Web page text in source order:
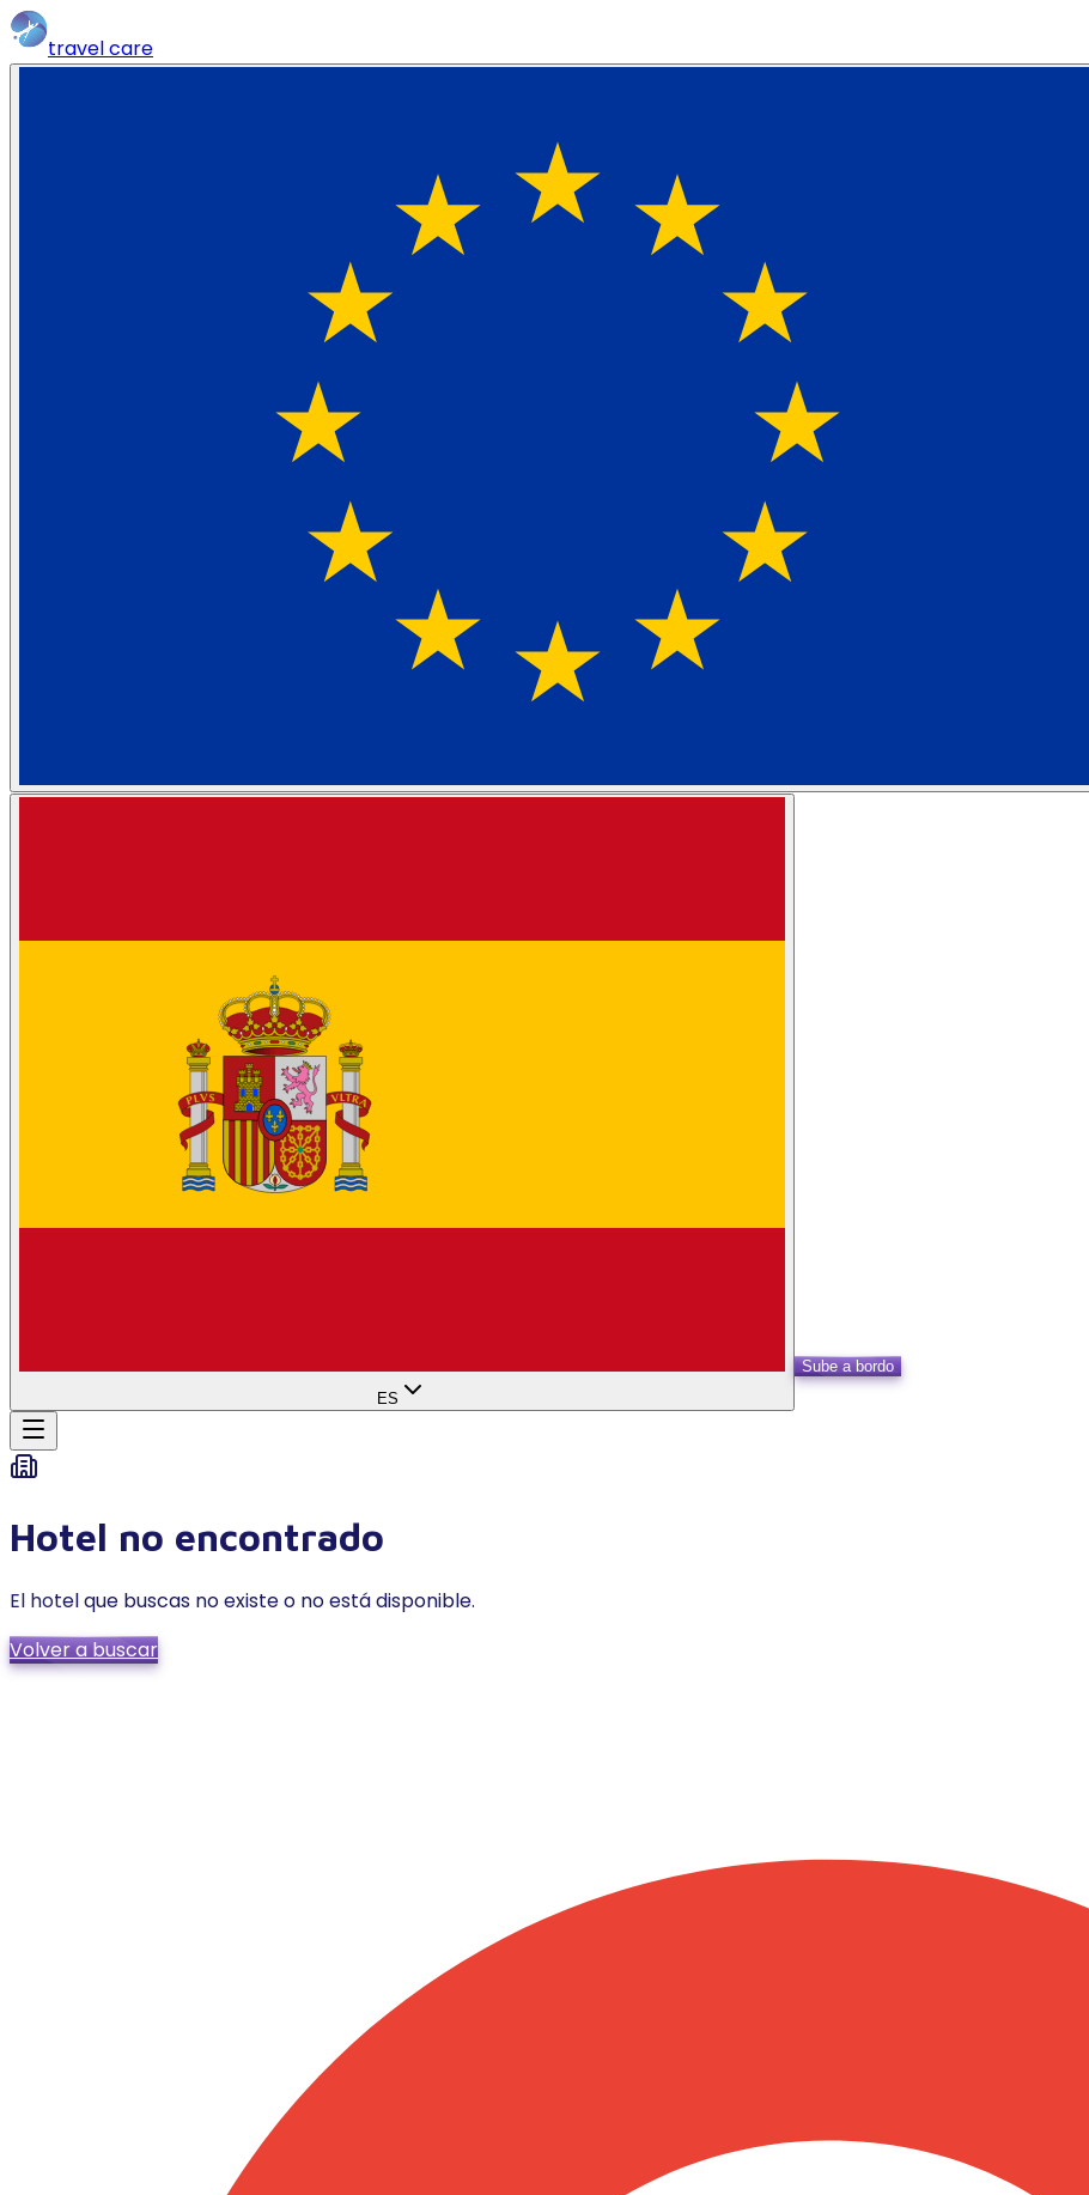
travelcare
ES
Sube a bordo
Hotel no encontrado
El hotel que buscas no existe o no está disponible.
Volver a buscar